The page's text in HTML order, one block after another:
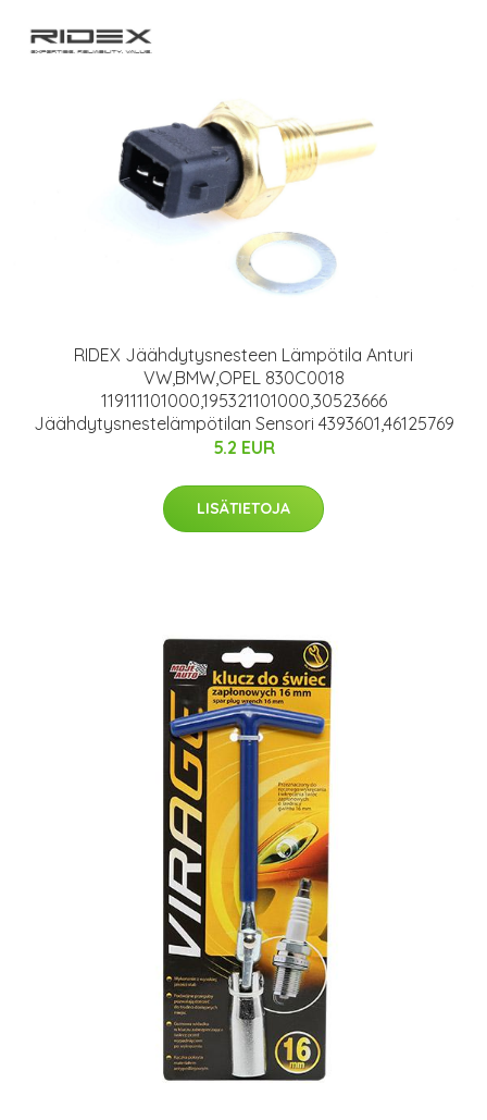
RIDEX Jäähdytysnesteen Lämpötila Anturi
VW,BMW,OPEL 830C0018
119111101000,195321101000,30523666
Jäähdytysnestelämpötilan Sensori 4393601,46125769
5.2 EUR
LISÄTIETOJA